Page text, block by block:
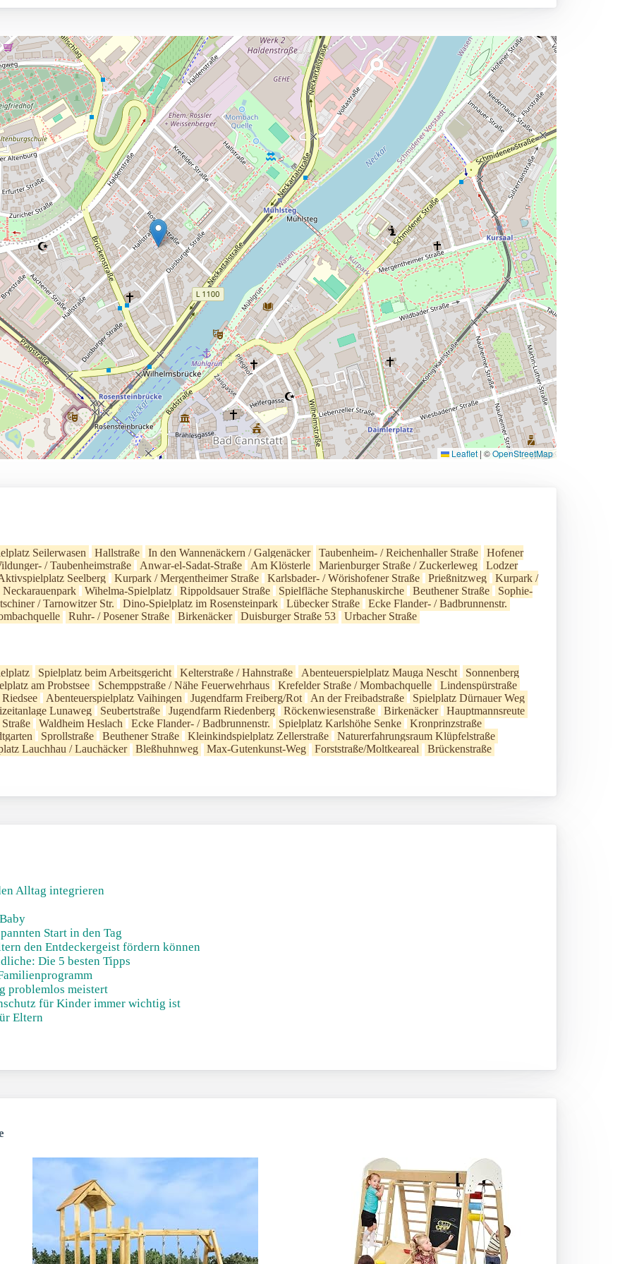
Leaflet |©OpenStreetMap
Seilerwasen Hallstraße In den Wannenäckern / Galgenäcker Taubenheim- / Reichenhaller Straße
Hofener
/ Taubenheimstraße
Anwar-el-Sadat-Straße Am Klösterle Marienburger Straße / Zuckerleweg
Lodzer
Seelberg
Kurpark / Mergentheimer Straße Karlsbader- / Wörishofener Straße Prießnitzweg
Kurpark /
Wihelma-Spielplatz Rippoldsauer Straße Spielfläche Stephanuskirche Beuthener Straße
Sophie-
/ Tarnowitzer Str.
Dino-Spielplatz im Rosensteinpark Lübecker Straße
Ecke Flander- / Badbrunnenstr.
Ruhr- / Posener Straße Birkenäcker Duisburger Straße 53 Urbacher Straße
Spielplatz beim Arbeitsgericht Kelterstraße / Hahnstraße Abenteuerspielplatz Mauga Nescht
Sonnenberg
am Probstsee
Schemppstraße / Nähe Feuerwehrhaus Krefelder Straße / Mombachquelle
Lindenspürstraße
Abenteuerspielplatz Vaihingen Jugendfarm Freiberg/Rot An der Freibadstraße
Spielplatz Dürnauer Weg
Lunaweg
Seubertstraße Jugendfarm Riedenberg Röckenwiesenstraße Birkenäcker
Hauptmannsreute
Waldheim Heslach Ecke Flander- / Badbrunnenstr. Spielplatz Karlshöhe Senke
Kronprinzstraße
Sprollstraße Beuthener Straße Kleinkindspielplatz Zellerstraße
Naturerfahrungsraum Klüpfelstraße
Lauchhau / Lauchäcker
Bleßhuhnweg Max-Gutenkunst-Weg Forststraße/Moltkeareal Brückenstraße
Alltag integrieren
Start in den Tag
den Entdeckergeist fördern können
Die 5 besten Tipps
problemlos meistert
für Kinder immer wichtig ist
Eltern